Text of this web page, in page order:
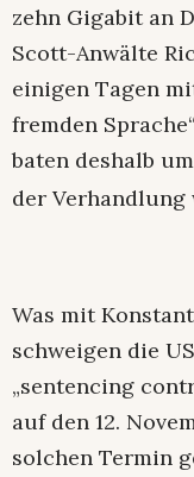
zehn Gigabit an
Scott-Anwälte
einigen Tagen
fremden
baten deshalb
der Verhandlung
Was mit
schweigen die
„sentencing
auf den 12.
solchen Termin